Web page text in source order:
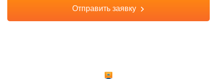
Отправить заявку